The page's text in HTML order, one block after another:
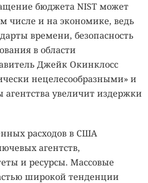
бюджета NIST может
числе и на экономике, ведь
времени, безопасность
в области
Джейк Окинклосс
нецелесообразными» и
агентства увеличит издержки
расходов в США
агентств,
и ресурсы. Массовые
широкой тенденции